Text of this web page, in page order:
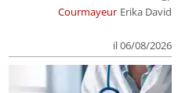
Courmayeur Erika David
il 06/08/2026